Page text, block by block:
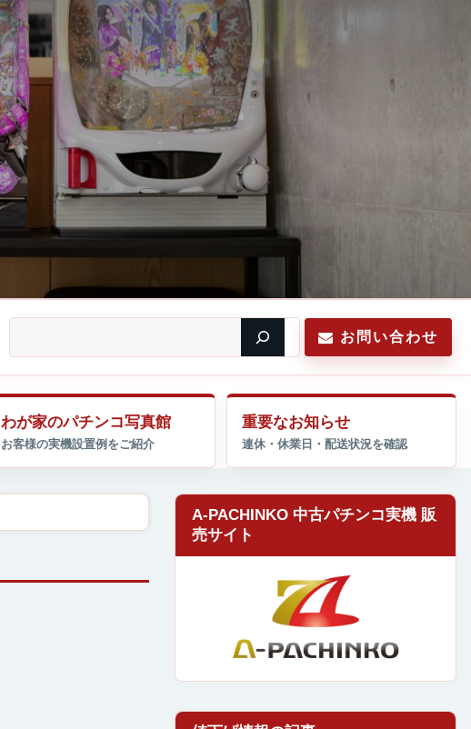
お問い合わせ
わが家のパチンコ写真館 重要なお知らせ
A-PACHINKO 中古パチンコ実機 販
売サイト